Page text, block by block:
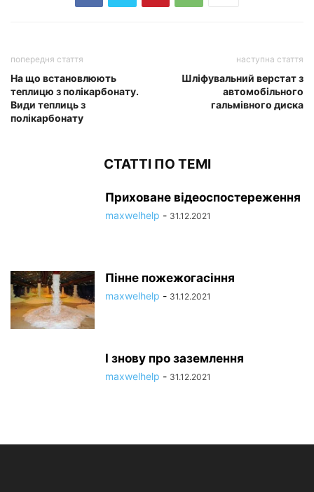
попередня стаття
На що встановлюють
теплицю з полікарбонату.
Види теплиць з
полікарбонату
наступна стаття
Шліфувальний верстат з
автомобільного
гальмівного диска
СТАТТІ ПО ТЕМІ
Приховане відеоспостереження
maxwelhelp - 31.12.2021
Пінне пожежогасіння
maxwelhelp - 31.12.2021
І знову про заземлення
maxwelhelp - 31.12.2021